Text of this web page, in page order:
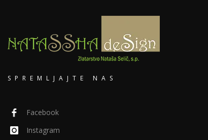
SPREMLJAJTE NAS
Facebook
Instagram